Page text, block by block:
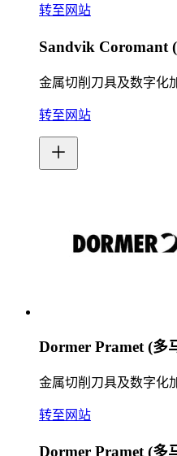
转至网站
Sandvik Coromant
金属切削刀具及数字化
转至网站
Dormer Pramet (多
金属切削刀具及数字化
转至网站
Dormer Pramet (多